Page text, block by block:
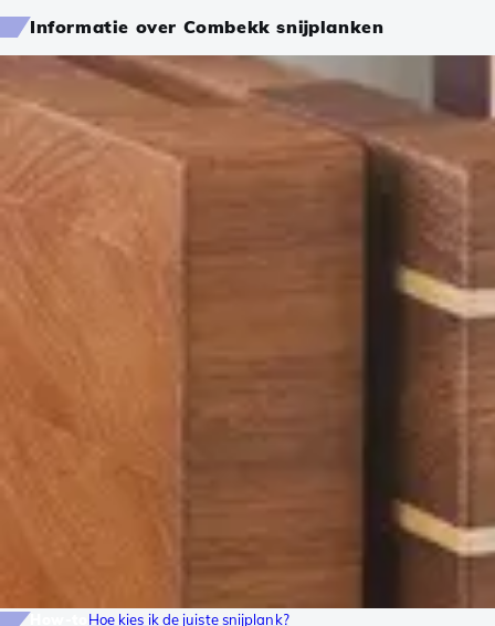
Informatie over Combekk snijplanken
Hoe kies ik de juiste snijplank?